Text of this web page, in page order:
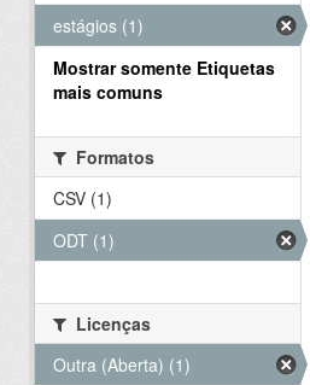
estágios (1)
Mostrar somente Etiquetas
mais comuns
Formatos
CSV (1)
ODT (1)
Licenças
Outra (Aberta) (1)